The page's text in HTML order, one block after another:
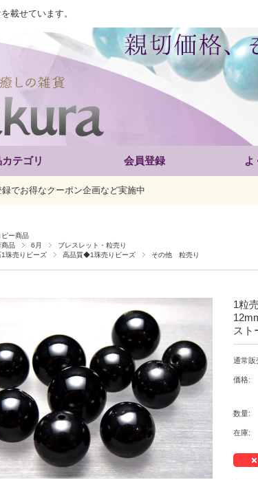
載せています。
テゴリ 会員登録 よ
でお得なクーポン企画など実施中
ピー商品
商品
6月
ブレスレット・粒売り
1珠売りビーズ
高品質◆1珠売りビーズ その他 粒売り
1粒
スト
通常販
価格:
数量:
在庫: